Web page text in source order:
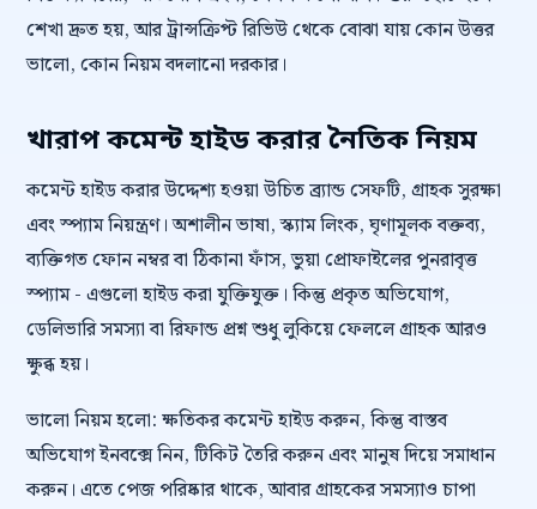
শেখা দ্রুত হয়, আর ট্রান্সক্রিপ্ট রিভিউ থেকে বোঝা যায় কোন উত্তর
ভালো, কোন নিয়ম বদলানো দরকার।
খারাপ কমেন্ট হাইড করার নৈতিক নিয়ম
কমেন্ট হাইড করার উদ্দেশ্য হওয়া উচিত ব্র্যান্ড সেফটি, গ্রাহক সুরক্ষা
এবং স্প্যাম নিয়ন্ত্রণ। অশালীন ভাষা, স্ক্যাম লিংক, ঘৃণামূলক বক্তব্য,
ব্যক্তিগত ফোন নম্বর বা ঠিকানা ফাঁস, ভুয়া প্রোফাইলের পুনরাবৃত্ত
স্প্যাম - এগুলো হাইড করা যুক্তিযুক্ত। কিন্তু প্রকৃত অভিযোগ,
ডেলিভারি সমস্যা বা রিফান্ড প্রশ্ন শুধু লুকিয়ে ফেললে গ্রাহক আরও
ক্ষুব্ধ হয়।
ভালো নিয়ম হলো: ক্ষতিকর কমেন্ট হাইড করুন, কিন্তু বাস্তব
অভিযোগ ইনবক্সে নিন, টিকিট তৈরি করুন এবং মানুষ দিয়ে সমাধান
করুন। এতে পেজ পরিষ্কার থাকে, আবার গ্রাহকের সমস্যাও চাপা